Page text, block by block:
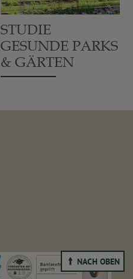
STUDIE
GESUNDE PARKS
& GÄRTEN
NACH OBEN